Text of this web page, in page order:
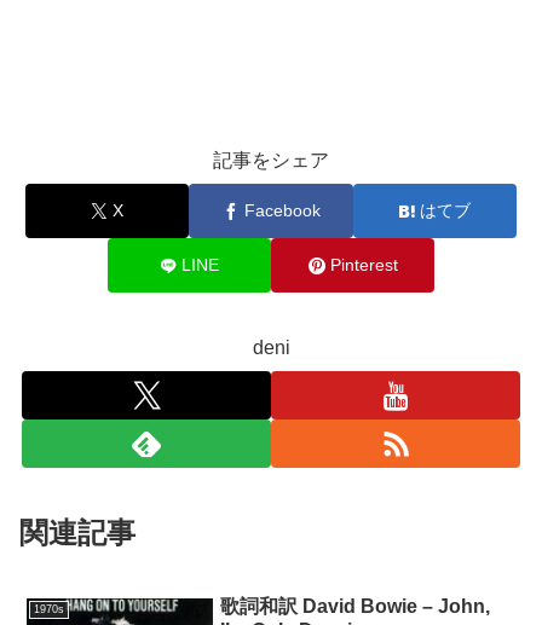
記事をシェア
X Facebook はてブ
LINE Pinterest
deni
関連記事
1970s
歌詞和訳 David Bowie – John,